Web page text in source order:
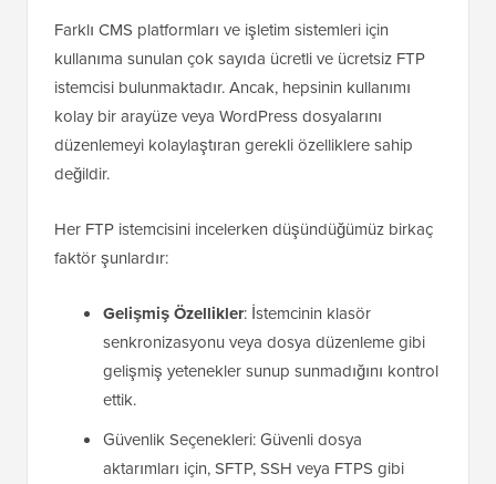
Farklı CMS platformları ve işletim sistemleri için
kullanıma sunulan çok sayıda ücretli ve ücretsiz FTP
istemcisi bulunmaktadır. Ancak, hepsinin kullanımı
kolay bir arayüze veya WordPress dosyalarını
düzenlemeyi kolaylaştıran gerekli özelliklere sahip
değildir.
Her FTP istemcisini incelerken düşündüğümüz birkaç
faktör şunlardır:
Gelişmiş Özellikler: İstemcinin klasör
senkronizasyonu veya dosya düzenleme gibi
gelişmiş yetenekler sunup sunmadığını kontrol
ettik.
Güvenlik Seçenekleri: Güvenli dosya
aktarımları için, SFTP, SSH veya FTPS gibi